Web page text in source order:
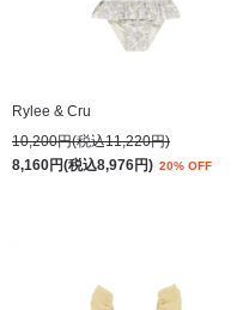
Rylee & Cru
10,200円(税込11,220円)
8,160円(税込8,976円) 20% OFF